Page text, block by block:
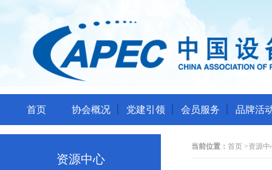
首页 协会概况 党建引领 会员服务 品牌活
资源中心
当前位置： 首页 >资源中